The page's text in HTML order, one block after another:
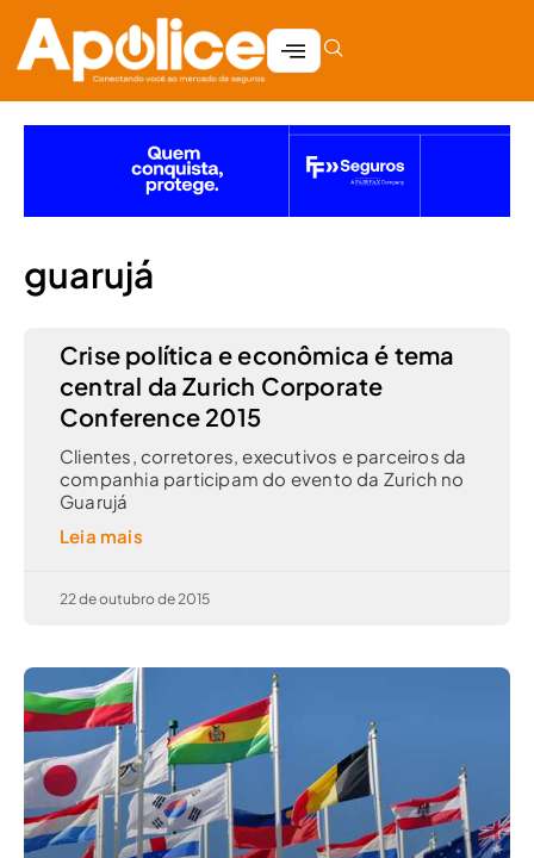
guarujá
Crise política e econômica é tema
central da Zurich Corporate
Conference 2015
Clientes, corretores, executivos e parceiros da
companhia participam do evento da Zurich no
Guarujá
Leia mais
22 de outubro de 2015